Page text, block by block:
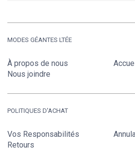
MODES GÉANTES LTÉE
À propos de nous
Nous joindre
POLITIQUES D'ACHAT
Vos Responsabilités
Retours